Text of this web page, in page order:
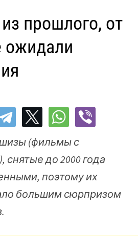
прошлого, от
ожидали
(фильмы с
до 2000 года
поэтому их
большим сюрпризом